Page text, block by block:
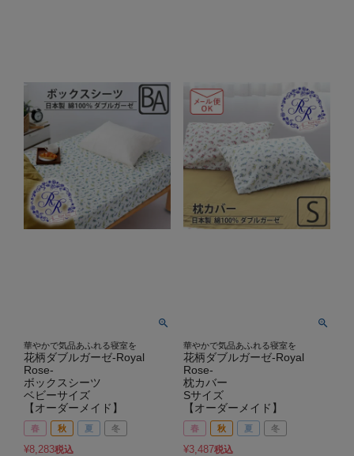
華やかで気品あふれる寝室を
花柄ダブルガーゼ-Royal
Rose-
ボックスシーツ
ベビーサイズ
【オーダーメイド】
春 秋 夏 冬
¥8,283税込
華やかで気品あふれる寝室を
花柄ダブルガーゼ-Royal
Rose-
枕カバー
Sサイズ
【オーダーメイド】
春 秋 夏 冬
¥3,487税込